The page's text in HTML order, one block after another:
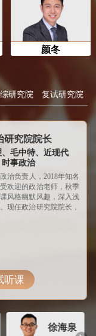
颜冬
研究院 复试研究院
研究院院长
毛中特、近现代
时事政治
治负责人，2018年知名
欢迎的政治老师，秋季
风格幽默风趣，深入浅
现任政治研究院院长，
听课
徐海泉